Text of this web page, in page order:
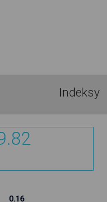
Indeksy
0.16